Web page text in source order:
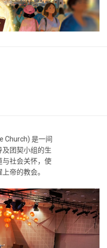
Church) 是一间
团契小组的生
与社会关怀，使
帝的教会。